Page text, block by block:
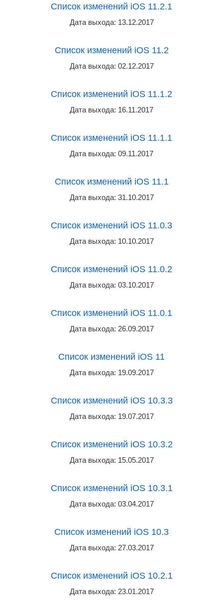
Список изменений iOS 11.2.1
Дата выхода: 13.12.2017
Список изменений iOS 11.2
Дата выхода: 02.12.2017
Список изменений iOS 11.1.2
Дата выхода: 16.11.2017
Список изменений iOS 11.1.1
Дата выхода: 09.11.2017
Список изменений iOS 11.1
Дата выхода: 31.10.2017
Список изменений iOS 11.0.3
Дата выхода: 10.10.2017
Список изменений iOS 11.0.2
Дата выхода: 03.10.2017
Список изменений iOS 11.0.1
Дата выхода: 26.09.2017
Список изменений iOS 11
Дата выхода: 19.09.2017
Список изменений iOS 10.3.3
Дата выхода: 19.07.2017
Список изменений iOS 10.3.2
Дата выхода: 15.05.2017
Список изменений iOS 10.3.1
Дата выхода: 03.04.2017
Список изменений iOS 10.3
Дата выхода: 27.03.2017
Список изменений iOS 10.2.1
Дата выхода: 23.01.2017